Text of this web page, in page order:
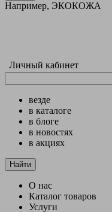
Например, ЭКОКОЖА
Личный кабинет
везде
в каталоге
в блоге
в новостях
в акциях
Найти
О нас
Каталог товаров
Услуги